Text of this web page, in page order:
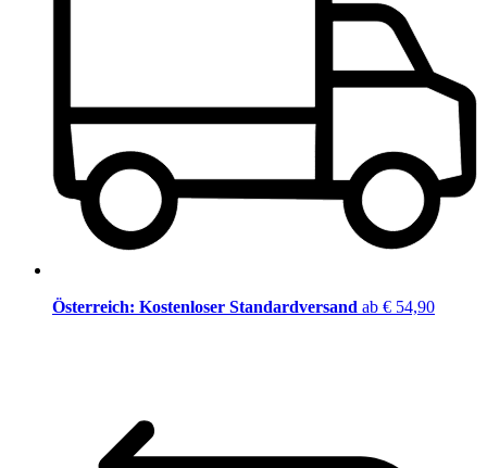
Österreich: Kostenloser Standardversand ab € 54,90